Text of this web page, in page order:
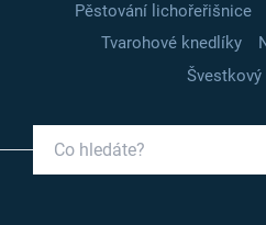
Pěstování lichořeřišnice
Tvarohové knedlíky